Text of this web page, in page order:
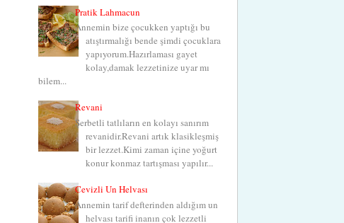
Pratik Lahmacun
Annemin bize çocukken yaptığı bu
atıştırmalığı bende şimdi çocuklara
yapıyorum.Hazırlaması gayet
kolay,damak lezzetinize uyar mı
bilem...
Revani
Şerbetli tatlıların en kolayı sanırım
revanidir.Revani artık klasikleşmiş
bir lezzet.Kimi zaman içine yoğurt
konur konmaz tartışması yapılır...
Cevizli Un Helvası
Annemin tarif defterinden aldığım un
helvası tarifi inanın çok lezzetli